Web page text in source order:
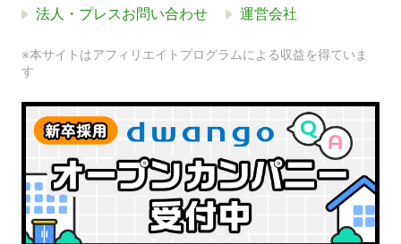
法人・プレスお問い合わせ 運営会社
※本サイトはアフィリエイトプログラムによる収益を得ていま
す